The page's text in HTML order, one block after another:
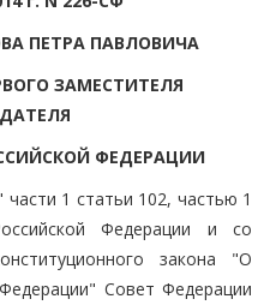
ПЕТРА ПАВЛОВИЧА
ЗАМЕСТИТЕЛЯ
ФЕДЕРАЦИИ
1 статьи 102, частью 1
Федерации и со
закона "О
Совет Федерации